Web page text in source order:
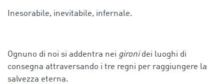
Inesorabile, inevitabile, infernale.
Ognuno di noi si addentra nei gironidei luoghi di
consegna attraversando i tre regni per raggiungere la
salvezza eterna.